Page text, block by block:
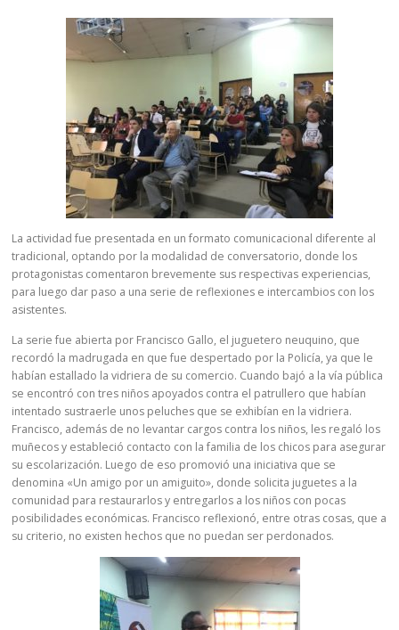
La actividad fue presentada en un formato comunicacional diferente al
tradicional, optando por la modalidad de conversatorio, donde los
protagonistas comentaron brevemente sus respectivas experiencias,
para luego dar paso a una serie de reflexiones e intercambios con los
asistentes.
La serie fue abierta por Francisco Gallo, el juguetero neuquino, que
recordó la madrugada en que fue despertado por la Policía, ya que le
habían estallado la vidriera de su comercio. Cuando bajó a la vía pública
se encontró con tres niños apoyados contra el patrullero que habían
intentado sustraerle unos peluches que se exhibían en la vidriera.
Francisco, además de no levantar cargos contra los niños, les regaló los
muñecos y estableció contacto con la familia de los chicos para asegurar
su escolarización. Luego de eso promovió una iniciativa que se
denomina «Un amigo por un amiguito», donde solicita juguetes a la
comunidad para restaurarlos y entregarlos a los niños con pocas
posibilidades económicas. Francisco reflexionó, entre otras cosas, que a
su criterio, no existen hechos que no puedan ser perdonados.